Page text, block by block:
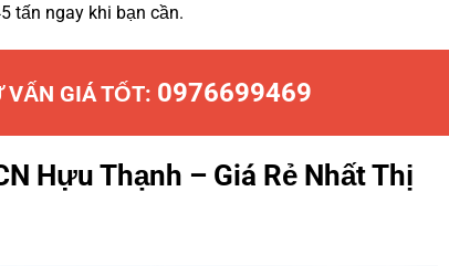
tấn ngay khi bạn cần.
VẤN GIÁ TỐT: 0976699469
Hựu Thạnh – Giá Rẻ Nhất Thị